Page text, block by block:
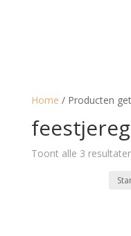
Home / Producten
Toont alle 3